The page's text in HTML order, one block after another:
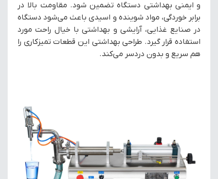
و ایمنی بهداشتی دستگاه تضمین شود. مقاومت بالا در
برابر خوردگی، مواد شوینده و اسیدی باعث می‌شود دستگاه
در صنایع غذایی، آرایشی و بهداشتی با خیال راحت مورد
استفاده قرار گیرد. طراحی بهداشتی این قطعات تمیزکاری را
هم سریع و بدون دردسر می‌کند.